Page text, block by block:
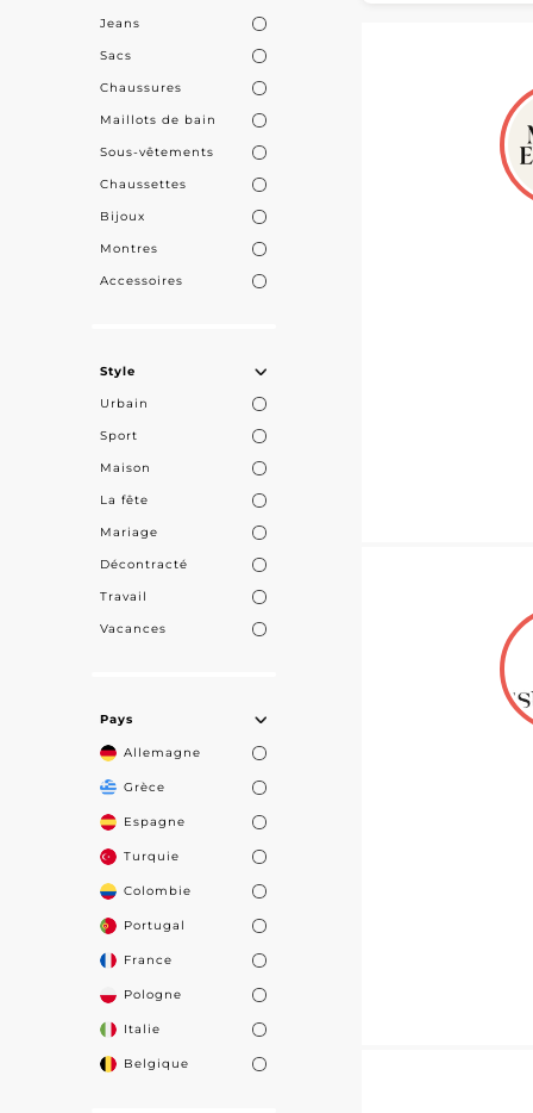
Jeans
Sacs
Chaussures
Maillots de bain
Sous-vêtements
Chaussettes
Bijoux
Montres
Accessoires
Style
Urbain
Sport
Maison
La fête
Mariage
Décontracté
Travail
Vacances
Pays
Allemagne
Grèce
Espagne
Turquie
Colombie
Portugal
France
Pologne
Italie
Belgique
tendance et
Des
Collaborer
actuelles et
avec nos
En intégrant
saisonniers